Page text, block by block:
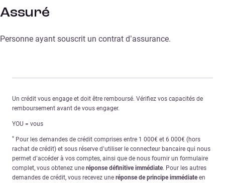
Assuré
Personne ayant souscrit un contrat d’assurance.
Un crédit vous engage et doit être remboursé. Vérifiez vos capacités de
remboursement avant de vous engager.
YOU = vous
* Pour les demandes de crédit comprises entre 1 000€ et 6 000€ (hors
rachat de crédit) et sous réserve d’utiliser le connecteur bancaire qui nous
permet d’accéder à vos comptes, ainsi que de nous fournir un formulaire
complet, vous obtenez une réponse définitive immédiate. Pour les autres
demandes de crédit, vous recevez une réponse de principe immédiateen